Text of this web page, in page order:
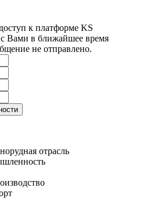
к платформе KS
Вами в ближайшее время
не отправлено.
отрасль